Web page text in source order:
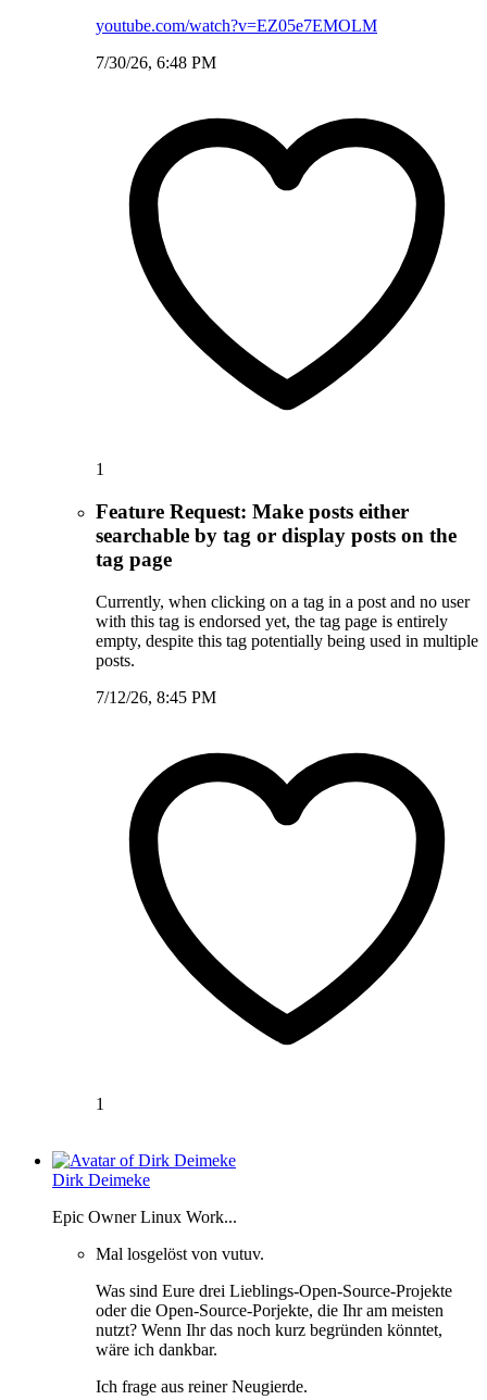
youtube.com/watch?v=EZ05e7EMOLM
7/30/26, 6:48 PM
1
Feature Request: Make posts either
searchable by tag or display posts on the
tag page
Currently, when clicking on a tag in a post and no user
with this tag is endorsed yet, the tag page is entirely
empty, despite this tag potentially being used in multiple
posts.
7/12/26, 8:45 PM
1
Dirk Deimeke
Epic Owner Linux Work...
Mal losgelöst von vutuv.
Was sind Eure drei Lieblings-Open-Source-Projekte
oder die Open-Source-Porjekte, die Ihr am meisten
nutzt? Wenn Ihr das noch kurz begründen könntet,
wäre ich dankbar.
Ich frage aus reiner Neugierde.